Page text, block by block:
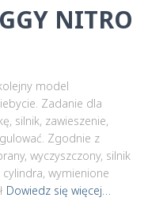
NITRO
kolejny model
Zadanie dla
silnik, zawieszenie,
Zgodnie z
wyczyszczony, silnik
cylindra, wymienione
Dowiedz się więcej…